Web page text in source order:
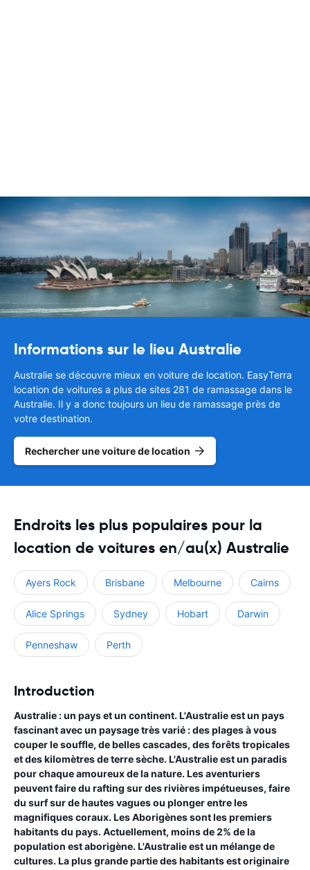
Informations sur le lieu Australie
Australie se découvre mieux en voiture de location. EasyTerra
location de voitures a plus de sites 281 de ramassage dans le
Australie. Il y a donc toujours un lieu de ramassage près de
votre destination.
Rechercher une voiture de location
Endroits les plus populaires pour la
location de voitures en/au(x) Australie
Ayers Rock Brisbane Melbourne Cairns
Alice Springs Sydney Hobart Darwin
Penneshaw Perth
Introduction
Australie : un pays et un continent. L'Australie est un pays
fascinant avec un paysage très varié : des plages à vous
couper le souffle, de belles cascades, des forêts tropicales
et des kilomètres de terre sèche. L'Australie est un paradis
pour chaque amoureux de la nature. Les aventuriers
peuvent faire du rafting sur des rivières impétueuses, faire
du surf sur de hautes vagues ou plonger entre les
magnifiques coraux. Les Aborigènes sont les premiers
habitants du pays. Actuellement, moins de 2% de la
population est aborigène. L'Australie est un mélange de
cultures. La plus grande partie des habitants est originaire